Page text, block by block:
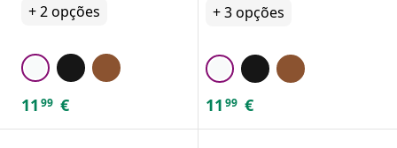
+2opções
11 99 €
+3opções
11 99 €